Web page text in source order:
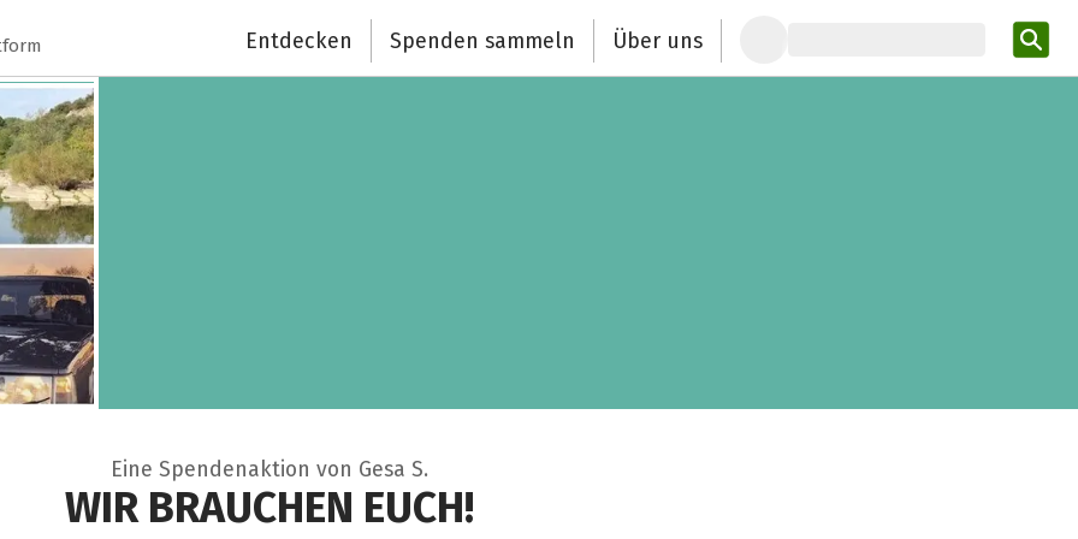
Entdecken Spenden sammeln Über uns
Eine Spendenaktion von Gesa S.
WIR BRAUCHEN EUCH!